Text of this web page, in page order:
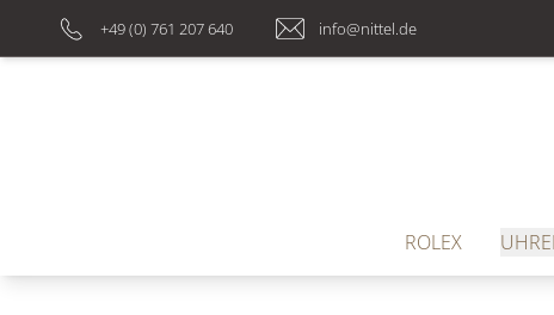
+49 (0) 761 207 640 info@nittel.de
ROLEX